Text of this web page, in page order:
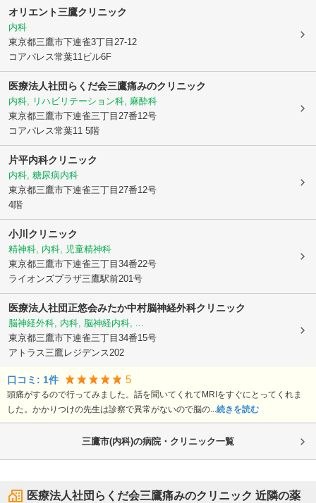
オリエント三鷹クリニック
内科
東京都三鷹市下連雀3丁目27-12
コアパレス常葉11ビル6F
医療法人社団らくだ会三鷹痛みのクリニック
内科, リハビリテーション科, 麻酔科
東京都三鷹市下連雀三丁目27番12号
コアパレス常葉11 5階
片平内科クリニック
内科, 糖尿病内科
東京都三鷹市下連雀三丁目27番12号
4階
小川クリニック
精神科, 内科, 児童精神科
東京都三鷹市下連雀三丁目34番22号
ライオンズプラザ三鷹駅前201号
医療法人社団正悠会みたか中村脳神経外科クリニック
脳神経外科, 内科, 脳神経内科, ...
東京都三鷹市下連雀三丁目34番15号
アトラス三鷹レジデンス202
口コミ: 1件 5
頭痛がするので行ってみました。話を聞いてくれてMRIをすぐにとってくれま
した。かかりつけの先生は診察で異常がないので脳の... 続きを読む
三鷹市(内科)の病院・クリニック一覧
医療法人社団らくだ会三鷹痛みのクリニック 近隣の薬